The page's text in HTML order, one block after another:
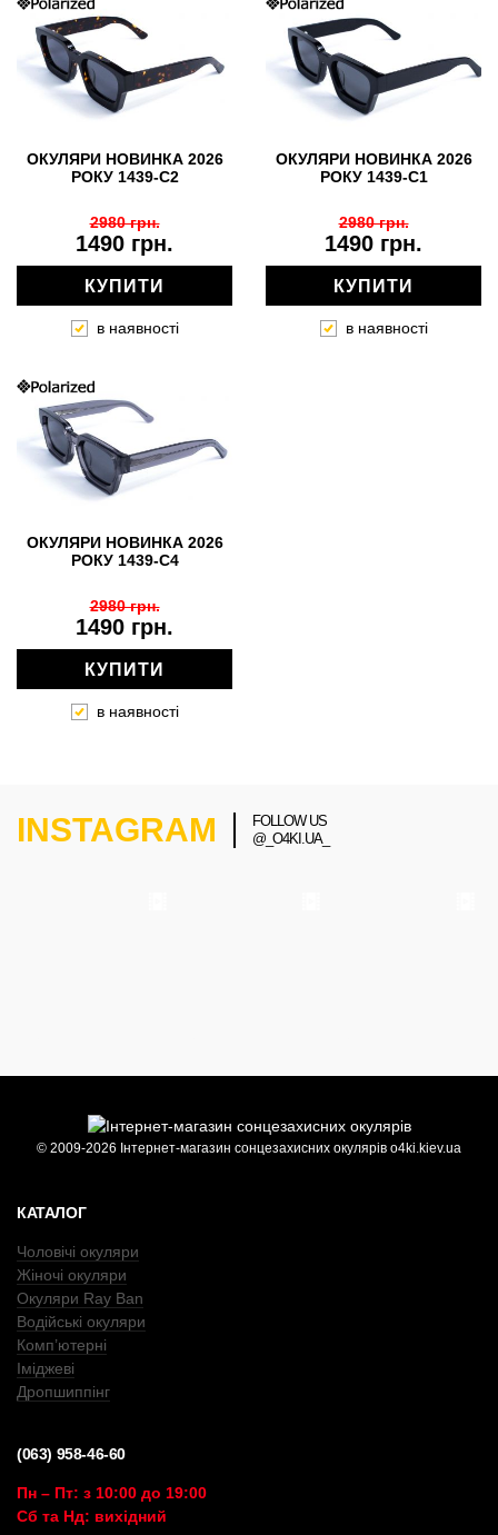
ОКУЛЯРИ НОВИНКА 2026
РОКУ 1439-C2
1490 грн.
2980 грн.
КУПИТИ
в наявності
ОКУЛЯРИ НОВИНКА 2026
РОКУ 1439-C1
1490 грн.
2980 грн.
КУПИТИ
в наявності
ОКУЛЯРИ НОВИНКА 2026
РОКУ 1439-C4
1490 грн.
2980 грн.
КУПИТИ
в наявності
INSTAGRAM
FOLLOW US
@_O4KI.UA_
© 2009-2026 Інтернет-магазин сонцезахисних окулярів o4ki.kiev.ua
КАТАЛОГ
Чоловічі окуляри
Жіночі окуляри
Окуляри Ray Ban
Водійські окуляри
Комп’ютерні
Іміджеві
Дропшиппінг
(063) 958-46-60
Пн – Пт: з 10:00 до 19:00
Сб та Нд: вихідний